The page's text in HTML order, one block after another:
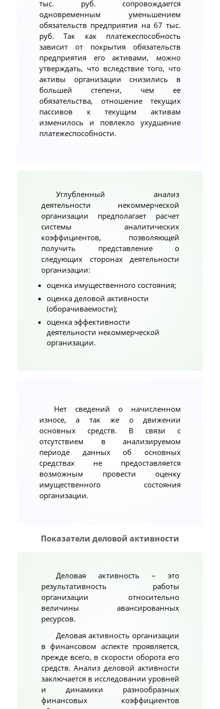
тыс. руб. сопровождается
одновременным уменьшением
обязательств предприятия на 67 тыс.
руб. Так как платежеспособность
зависит от покрытия обязательств
предприятия его активами, можно
утверждать, что вследствие того, что
активы организации снизились в
большей степени, чем ее
обязательства, отношение текущих
пассивов к текущим активам
изменилось и повлекло ухудшение
платежеспособности.
Углубленный анализ
деятельности некоммерческой
организации предполагает расчет
системы аналитических
коэффициентов, позволяющей
получить представление о
следующих сторонах деятельности
организации:
оценка имущественного состояния;
оценка деловой активности
(оборачиваемости);
оценка эффективности
деятельности некоммерческой
организации.
Нет сведений о начисленном
износе, а так же о движении
основных средств. В связи с
отсутствием в анализируемом
периоде данных об основных
средствах не предоставляется
возможным провести оценку
имущественного состояния
организации.
Показатели деловой активности
Деловая активность – это
результативность работы
организации относительно
величины авансированных
ресурсов.
Деловая активность организации
в финансовом аспекте проявляется,
прежде всего, в скорости оборота его
средств. Анализ деловой активности
заключается в исследовании уровней
и динамики разнообразных
финансовых коэффициентов